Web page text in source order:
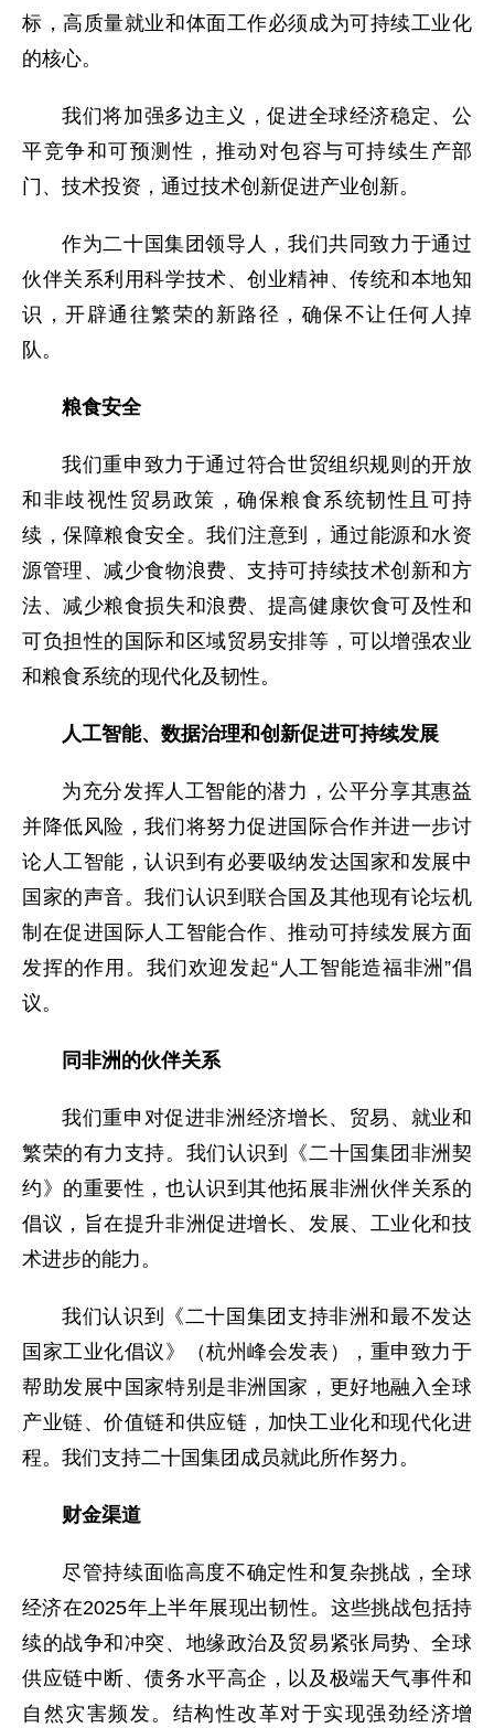
标，高质量就业和体面工作必须成为可持续工业化
的核心。
我们将加强多边主义，促进全球经济稳定、公
平竞争和可预测性，推动对包容与可持续生产部
门、技术投资，通过技术创新促进产业创新。
作为二十国集团领导人，我们共同致力于通过
伙伴关系利用科学技术、创业精神、传统和本地知
识，开辟通往繁荣的新路径，确保不让任何人掉
队。
粮食安全
我们重申致力于通过符合世贸组织规则的开放
和非歧视性贸易政策，确保粮食系统韧性且可持
续，保障粮食安全。我们注意到，通过能源和水资
源管理、减少食物浪费、支持可持续技术创新和方
法、减少粮食损失和浪费、提高健康饮食可及性和
可负担性的国际和区域贸易安排等，可以增强农业
和粮食系统的现代化及韧性。
人工智能、数据治理和创新促进可持续发展
为充分发挥人工智能的潜力，公平分享其惠益
并降低风险，我们将努力促进国际合作并进一步讨
论人工智能，认识到有必要吸纳发达国家和发展中
国家的声音。我们认识到联合国及其他现有论坛机
制在促进国际人工智能合作、推动可持续发展方面
发挥的作用。我们欢迎发起“人工智能造福非洲”倡
议。
同非洲的伙伴关系
我们重申对促进非洲经济增长、贸易、就业和
繁荣的有力支持。我们认识到《二十国集团非洲契
约》的重要性，也认识到其他拓展非洲伙伴关系的
倡议，旨在提升非洲促进增长、发展、工业化和技
术进步的能力。
我们认识到《二十国集团支持非洲和最不发达
国家工业化倡议》（杭州峰会发表），重申致力于
帮助发展中国家特别是非洲国家，更好地融入全球
产业链、价值链和供应链，加快工业化和现代化进
程。我们支持二十国集团成员就此所作努力。
财金渠道
尽管持续面临高度不确定性和复杂挑战，全球
经济在2025年上半年展现出韧性。这些挑战包括持
续的战争和冲突、地缘政治及贸易紧张局势、全球
供应链中断、债务水平高企，以及极端天气事件和
自然灾害频发。结构性改革对于实现强劲经济增